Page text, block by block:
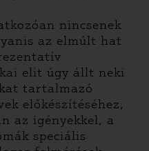
nincsenek
az elmúlt hat
elit úgy állt neki
tartalmazó
előkészítéséhez,
az igényekkel, a
speciális